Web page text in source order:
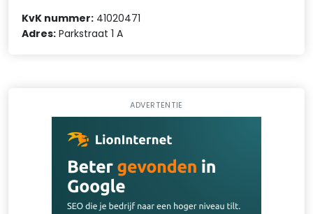
KvK nummer: 41020471
Adres: Parkstraat 1 A
ADVERTENTIE